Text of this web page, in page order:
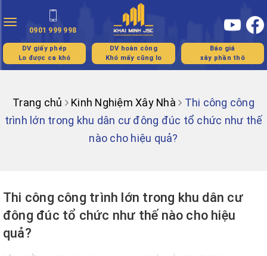
Toggle
navigation
0901 999 998
DV giấy phép
Lo được ca khó
DV hoàn công
Khó mấy cũng lo
Báo giá
xây phần thô
Trang chủ Kinh Nghiệm Xây Nhà
Thi công công
trình lớn trong khu dân cư đông đúc tổ chức như thế
nào cho hiệu quả?
Thi công công trình lớn trong khu dân cư
đông đúc tổ chức như thế nào cho hiệu
quả?